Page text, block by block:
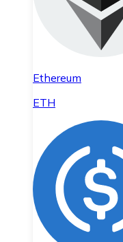
Ethereum
ETH